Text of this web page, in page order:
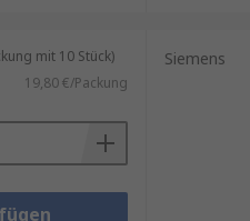
einfache Integration.
Komponenten bestehen aus:
mit 10 Stück)
19,80 €/Packung
Siemens